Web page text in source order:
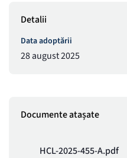
Detalii
Data adoptării
28 august 2025
Documente atașate
HCL-2025-455-A.pdf